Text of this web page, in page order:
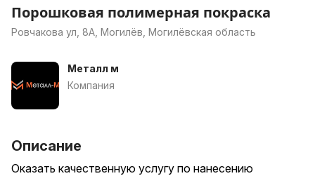
Порошковая полимерная покраска
Ровчакова ул, 8А, Могилёв, Могилёвская область
Металл м
Компания
Описание
Оказать качественную услугу по нанесению